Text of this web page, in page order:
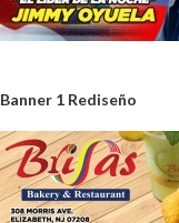
Banner 1 Rediseño